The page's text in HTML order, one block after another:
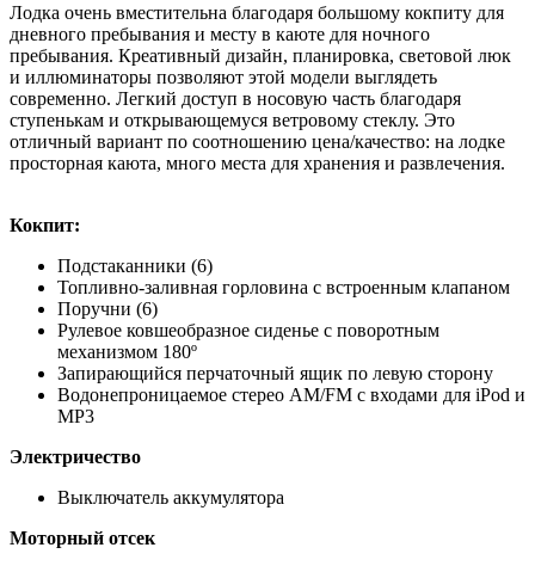
Лодка очень вместительна благодаря большому кокпиту для
дневного пребывания и месту в каюте для ночного
пребывания. Креативный дизайн, планировка, световой люк
и иллюминаторы позволяют этой модели выглядеть
современно. Легкий доступ в носовую часть благодаря
ступенькам и открывающемуся ветровому стеклу. Это
отличный вариант по соотношению цена/качество: на лодке
просторная каюта, много места для хранения и развлечения.
Кокпит:
Подстаканники (6)
Топливно-заливная горловина с встроенным клапаном
Поручни (6)
Рулевое ковшеобразное сиденье с поворотным
механизмом 180º
Запирающийся перчаточный ящик по левую сторону
Водонепроницаемое стерео AM/FM с входами для iPod и
MP3
Электричество
Выключатель аккумулятора
Моторный отсек